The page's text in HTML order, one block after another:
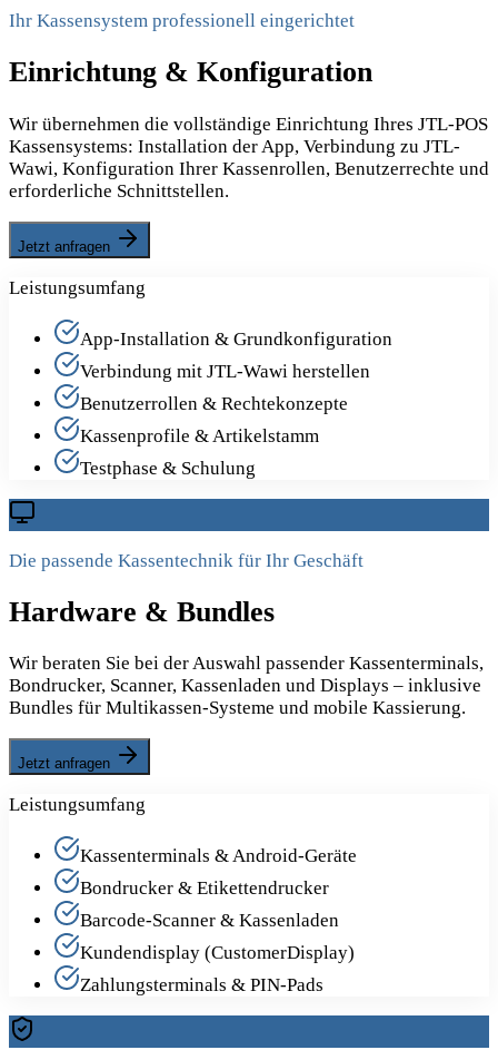
Ihr Kassensystem professionell eingerichtet
Einrichtung & Konfiguration
Wir übernehmen die vollständige Einrichtung Ihres JTL-POS
Kassensystems: Installation der App, Verbindung zu JTL-
Wawi, Konfiguration Ihrer Kassenrollen, Benutzerrechte und
erforderliche Schnittstellen.
Jetzt anfragen
Leistungsumfang
App-Installation & Grundkonfiguration
Verbindung mit JTL-Wawi herstellen
Benutzerrollen & Rechtekonzepte
Kassenprofile & Artikelstamm
Testphase & Schulung
Die passende Kassentechnik für Ihr Geschäft
Hardware & Bundles
Wir beraten Sie bei der Auswahl passender Kassenterminals,
Bondrucker, Scanner, Kassenladen und Displays – inklusive
Bundles für Multikassen-Systeme und mobile Kassierung.
Jetzt anfragen
Leistungsumfang
Kassenterminals & Android-Geräte
Bondrucker & Etikettendrucker
Barcode-Scanner & Kassenladen
Kundendisplay (CustomerDisplay)
Zahlungsterminals & PIN-Pads